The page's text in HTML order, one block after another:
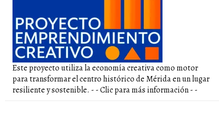
Este proyecto utiliza la economía creativa como motor
para transformar el centro histórico de Mérida en un lugar
resiliente y sostenible. - - Clic para más información - -